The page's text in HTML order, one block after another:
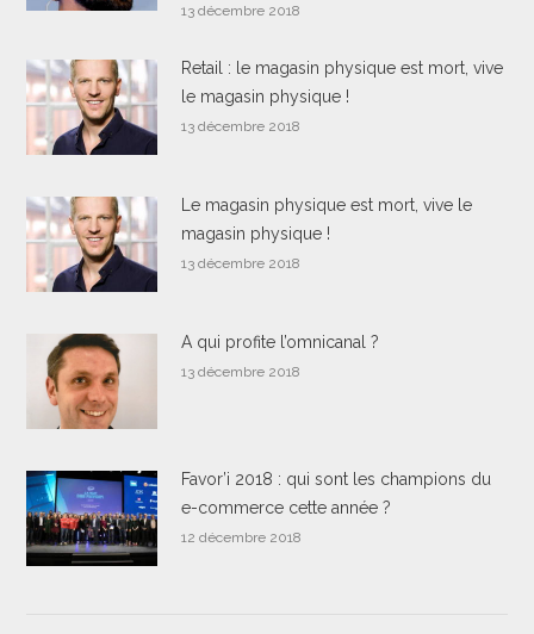
13 décembre 2018
Retail : le magasin physique est mort, vive
le magasin physique !
13 décembre 2018
Le magasin physique est mort, vive le
magasin physique !
13 décembre 2018
A qui profite l’omnicanal ?
13 décembre 2018
Favor’i 2018 : qui sont les champions du
e-commerce cette année ?
12 décembre 2018